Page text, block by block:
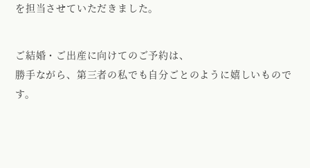
を担当させていただきました。
ご結婚・ご出産に向けてのご予約は、
勝手ながら、第三者の私でも自分ごとのように嬉しいもので
す。